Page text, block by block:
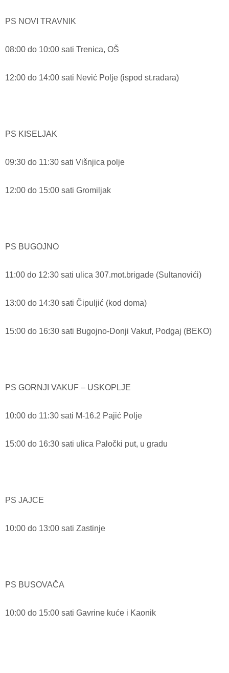
PS NOVI TRAVNIK
08:00 do 10:00 sati Trenica, OŠ
12:00 do 14:00 sati Nević Polje (ispod st.radara)
PS KISELJAK
09:30 do 11:30 sati Višnjica polje
12:00 do 15:00 sati Gromiljak
PS BUGOJNO
11:00 do 12:30 sati ulica 307.mot.brigade (Sultanovići)
13:00 do 14:30 sati Čipuljić (kod doma)
15:00 do 16:30 sati Bugojno-Donji Vakuf, Podgaj (BEKO)
PS GORNJI VAKUF – USKOPLJE
10:00 do 11:30 sati M-16.2 Pajić Polje
15:00 do 16:30 sati ulica Paločki put, u gradu
PS JAJCE
10:00 do 13:00 sati Zastinje
PS BUSOVAČA
10:00 do 15:00 sati Gavrine kuće i Kaonik